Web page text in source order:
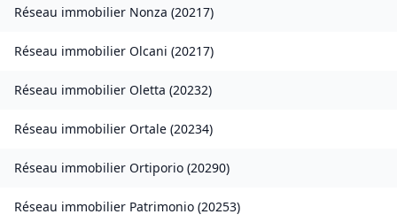
Réseau immobilier Nonza (20217)
Réseau immobilier Olcani (20217)
Réseau immobilier Oletta (20232)
Réseau immobilier Ortale (20234)
Réseau immobilier Ortiporio (20290)
Réseau immobilier Patrimonio (20253)